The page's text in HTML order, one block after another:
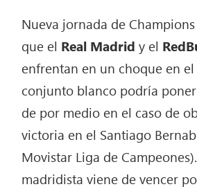
Nueva jornada de
que el Real Madrid y el
enfrentan en un choque en el
conjunto blanco podría
de por medio en el caso de
victoria en el Santiago
Movistar Liga de
madridista viene de vencer